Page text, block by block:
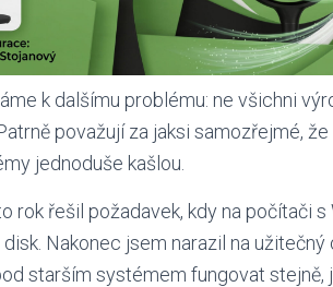
k dalšímu problému: ne všichni
považují za jaksi samozřejmé,
jednoduše kašlou.
rok řešil požadavek, kdy na počítači
Nakonec jsem narazil na
starším systémem fungovat stejně,